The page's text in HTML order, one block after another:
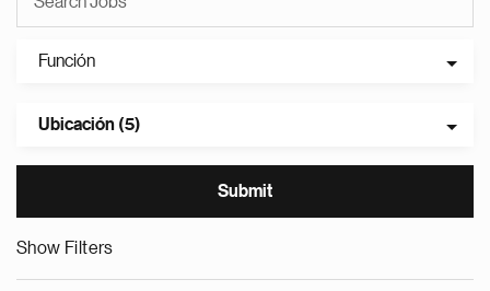
Función
Ubicación (5)
Show Filters